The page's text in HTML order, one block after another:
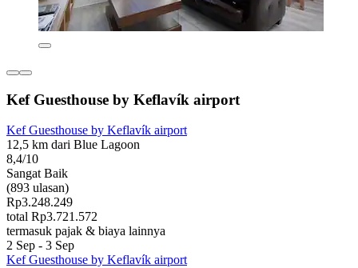
Kef Guesthouse by Keflavík airport
Kef Guesthouse by Keflavík airport
12,5 km dari Blue Lagoon
8,4/10
Sangat Baik
(893 ulasan)
Rp3.248.249
total Rp3.721.572
termasuk pajak & biaya lainnya
2 Sep - 3 Sep
Kef Guesthouse by Keflavík airport